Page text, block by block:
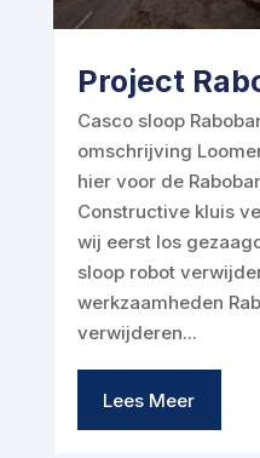
Project
Casco sloop
omschrijving
hier voor de
Constructive kluis
wij eerst los
sloop robot
werkzaamheden
verwijderen...
Lees Meer